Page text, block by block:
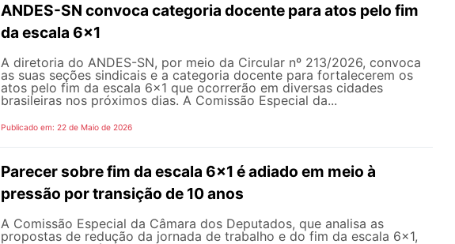
ANDES-SN convoca categoria docente para atos pelo fim
da escala 6x1
A diretoria do ANDES-SN, por meio da Circular nº 213/2026, convoca
as suas seções sindicais e a categoria docente para fortalecerem os
atos pelo fim da escala 6x1 que ocorrerão em diversas cidades
brasileiras nos próximos dias. A Comissão Especial da...
Publicado em: 22 de Maio de 2026
Parecer sobre fim da escala 6x1 é adiado em meio à
pressão por transição de 10 anos
A Comissão Especial da Câmara dos Deputados, que analisa as
propostas de redução da jornada de trabalho e do fim da escala 6x1,